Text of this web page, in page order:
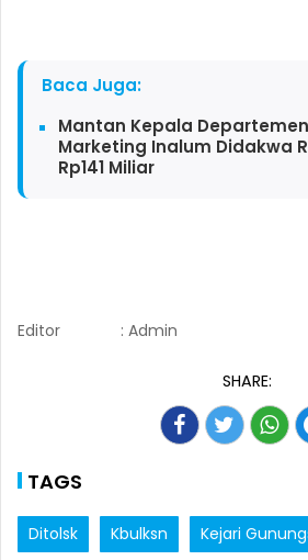
Baca Juga:
Mantan Kepala
Marketing Inalum Didakwa
Rp141 Miliar
Editor : Admin
SHARE:
TAGS
Ditolsk Kbulksn Kejari